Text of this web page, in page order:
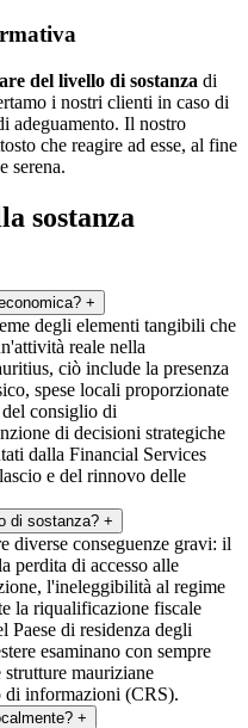
del livello di sostanza di
i nostri clienti in caso di
adeguamento. Il nostro
che reagire ad esse, al fine
serena.
sostanza
+
degli elementi tangibili che
reale nella
ciò include la presenza
spese locali proporzionate
consiglio di
di decisioni strategiche
dalla Financial Services
e del rinnovo delle
di sostanza? +
diverse conseguenze gravi: il
perdita di accesso alle
l'ineleggibilità al regime
la riqualificazione fiscale
Paese di residenza degli
esaminano con sempre
strutture mauriziane
di informazioni (CRS).
+